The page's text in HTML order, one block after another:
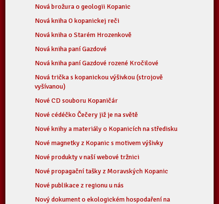
Nová brožura o geologii Kopanic
Nová kniha O kopanickej reči
Nová kniha o Starém Hrozenkově
Nová kniha paní Gazdové
Nová kniha paní Gazdové rozené Kročilové
Nová trička s kopanickou výšivkou (strojově
vyšívanou)
Nové CD souboru Kopaničár
Nové cédéčko Čečery již je na světě
Nové knihy a materiály o Kopanicích na středisku
Nové magnetky z Kopanic s motivem výšivky
Nové produkty v naší webové tržnici
Nové propagační tašky z Moravských Kopanic
Nové publikace z regionu u nás
Nový dokument o ekologickém hospodaření na